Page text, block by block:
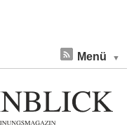
Menü